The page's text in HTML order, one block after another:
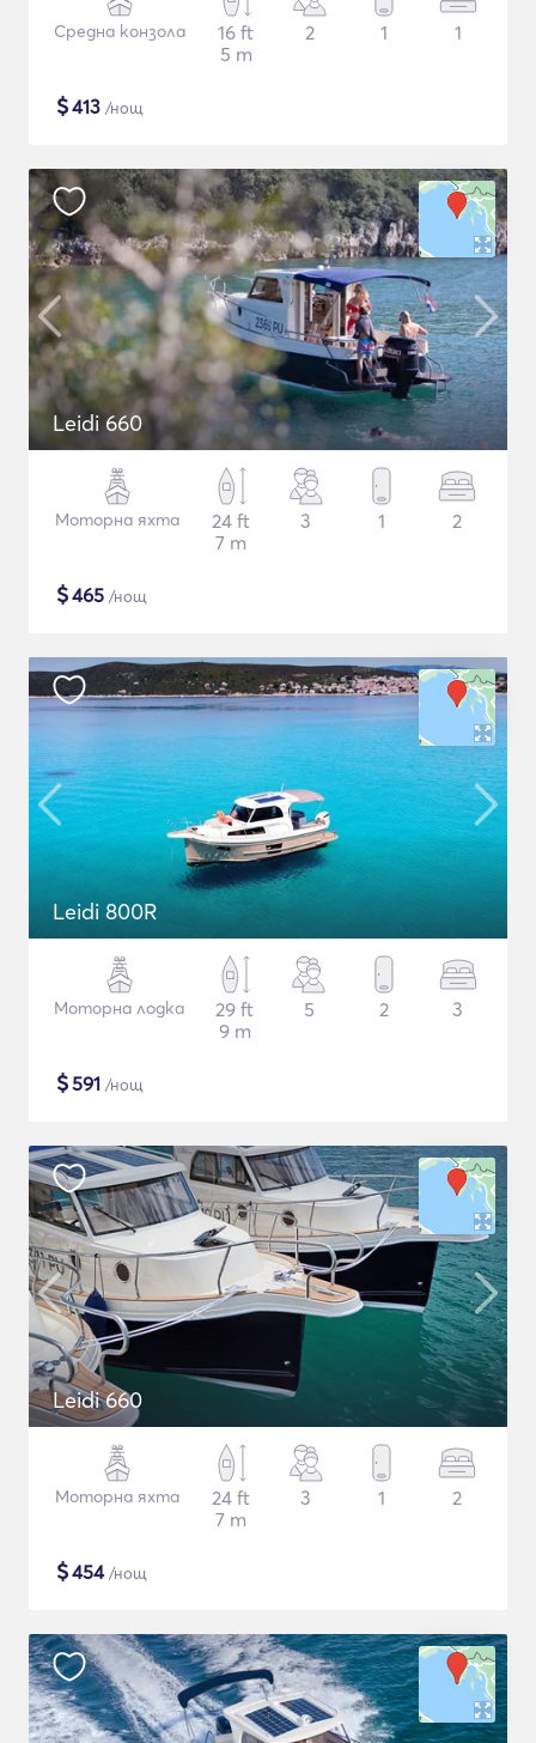
Средна конзола
16 ft
5 m
2 1 1
$413 /нощ
Leidi 660
Моторна яхта
24 ft
7 m
3 1 2
$465 /нощ
Leidi 800R
Моторна лодка
29 ft
9 m
5 2 3
$591 /нощ
Leidi 660
Моторна яхта
24 ft
7 m
3 1 2
$454/нощ